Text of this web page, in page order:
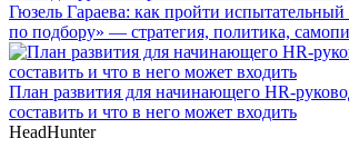
Гюзель Гараева: как пройти испытательный
по подбору» — стратегия, политика,
План развития для начинающего HR-
составить и что в него может входить
HeadHunter